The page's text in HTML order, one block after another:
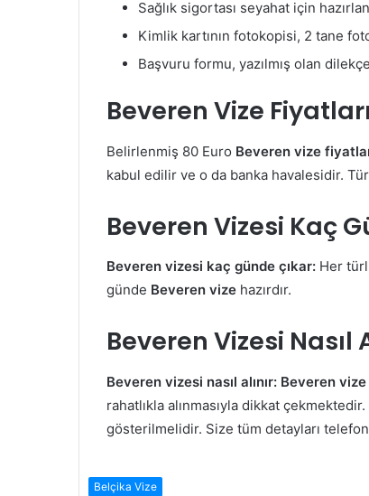
Sağlık sigortası seyahat için
Kimlik kartının fotokopisi, 2 tane
Başvuru formu, yazılmış olan
Beveren Vize
Belirlenmiş 80 Euro Beveren vize
kabul edilir ve o da banka havalesidir.
Beveren Vizesi Kaç
Beveren vizesi kaç günde çıkar: Her
günde Beveren vize hazırdır.
Beveren Vizesi Nasıl
Beveren vizesi nasıl alınır: Beveren vize
rahatlıkla alınmasıyla dikkat
gösterilmelidir. Size tüm detayları
Belçika Vize